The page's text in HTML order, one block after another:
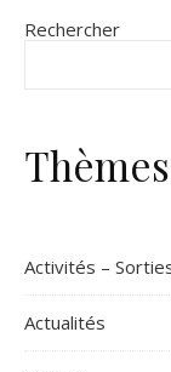
Rechercher
Thèmes
Activités –
Actualités